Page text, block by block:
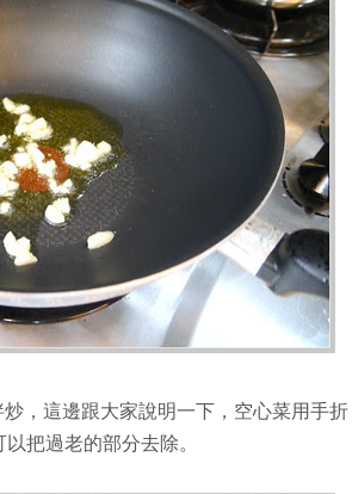
，這邊跟大家說明一下，空心菜用手折
把過老的部分去除。